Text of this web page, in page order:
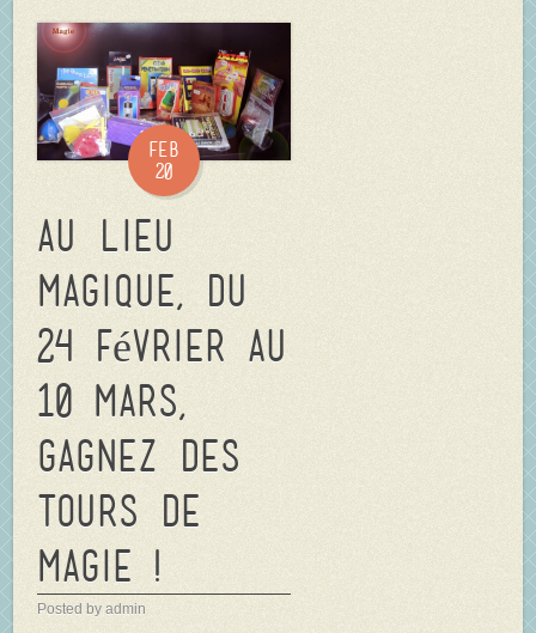
Feb
20
Au Lieu
Magique, du
24 février au
10 mars,
gagnez des
tours de
magie !
Posted by admin